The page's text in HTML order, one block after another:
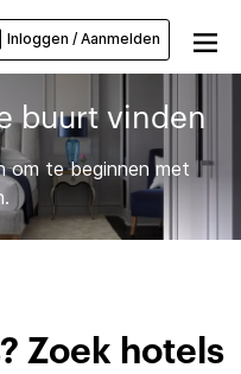
Inloggen / Aanmelden
buurt vinden
om te beginnen met
Zoek hotels